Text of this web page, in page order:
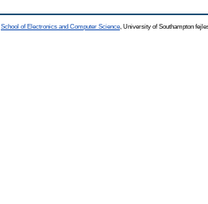
School of Electronics and Computer Science , University of Southampton